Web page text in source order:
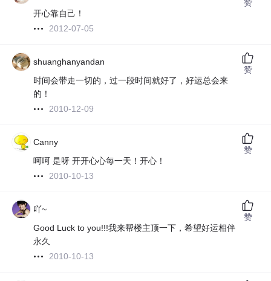
开心靠自己！
2012-07-05
赞
shuanghanyandan
时间会带走一切的，过一段时间就好了，好运总会来
的！
2010-12-09
赞
Canny
呵呵 是呀 开开心心每一天！开心！
2010-10-13
赞
吖~
Good Luck to you!!!我来帮楼主顶一下，希望好运相伴
永久
2010-10-13
赞